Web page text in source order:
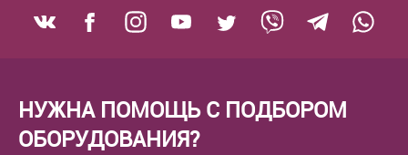
НУЖНА ПОМОЩЬ С ПОДБОРОМ
ОБОРУДОВАНИЯ?